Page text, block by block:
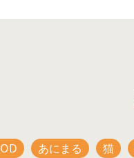
あにまる 猫